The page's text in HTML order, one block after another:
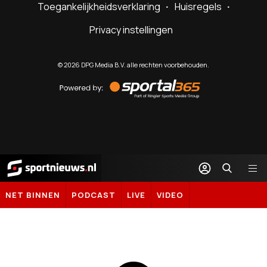
Toegankelijkheidsverklaring
Huisregels
Privacy instellingen
©2026 DPG Media B.V. alle rechten voorbehouden.
by
Sportal365
Sportnieuws.nl
NET BINNEN PODCAST LIVE VIDEO